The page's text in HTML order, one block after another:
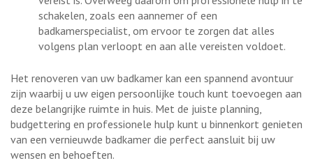
schakelen, zoals een aannemer of een
badkamerspecialist, om ervoor te zorgen dat alles
volgens plan verloopt en aan alle vereisten voldoet.
Het renoveren van uw badkamer kan een spannend avontuur
zijn waarbij u uw eigen persoonlijke touch kunt toevoegen aan
deze belangrijke ruimte in huis. Met de juiste planning,
budgettering en professionele hulp kunt u binnenkort genieten
van een vernieuwde badkamer die perfect aansluit bij uw
wensen en behoeften.